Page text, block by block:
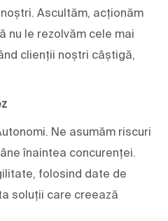
Ascultăm, acționăm
nu le rezolvăm cele mai
clienții noștri câștigă,
Ne asumăm riscuri
înaintea concurenței.
folosind date de
soluții care creează